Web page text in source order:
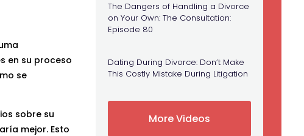
en su proceso
se
sobre su
mejor. Esto
The Dangers of Handling a Divorce
on Your Own: The Consultation:
Episode 80
Dating During Divorce: Don’t Make
This Costly Mistake During Litigation
More Videos